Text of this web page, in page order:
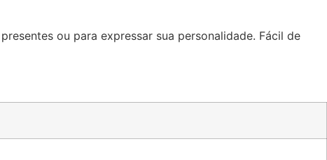
ou para expressar sua personalidade. Fácil de